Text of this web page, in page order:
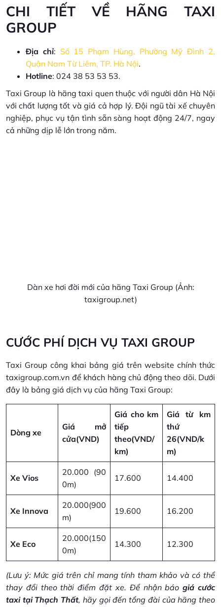
CHI TIẾT VỀ HÃNG TAXI
GROUP
Địa chỉ: Số 15 Phạm Hùng, Phường Mỹ Đình 2,
Quận Nam Từ Liêm, TP. Hà Nội.
Hotline: 024 38 53 53 53.
Taxi Group là hãng taxi quen thuộc với người dân Hà Nội
với chất lượng tốt và giá cả hợp lý. Đội ngũ tài xế chuyên
nghiệp, phục vụ tận tình sẵn sàng hoạt động 24/7, ngay
cả những dịp lễ lớn trong năm.
Dàn xe hơi đời mới của hãng Taxi Group (Ảnh:
taxigroup.net)
CƯỚC PHÍ DỊCH VỤ TAXI GROUP
Taxi Group công khai bảng giá trên website chính thức
taxigroup.com.vn để khách hàng chủ động theo dõi. Dưới
đây là bảng giá dịch vụ của hãng Taxi Group:
Dòng xe
Giá mở
cửa(VND)
Giá cho km
tiếp
theo(VND/
km)
Giá từ km
thứ
26(VND/k
m)
Xe Vios
20.000 (90
0m)
17.600 14.400
Xe Innova
20.000(900
m)
19.600 16.200
Xe Eco
20.000(150
0m)
14.300 12.300
(Lưu ý: Mức giá trên chỉ mang tính tham khảo và có thể
thay đổi theo thời điểm đặt xe. Để nhận báogiá cước
taxi tại Thạch Thất, hãy gọi đến tổng đài của hãng theo